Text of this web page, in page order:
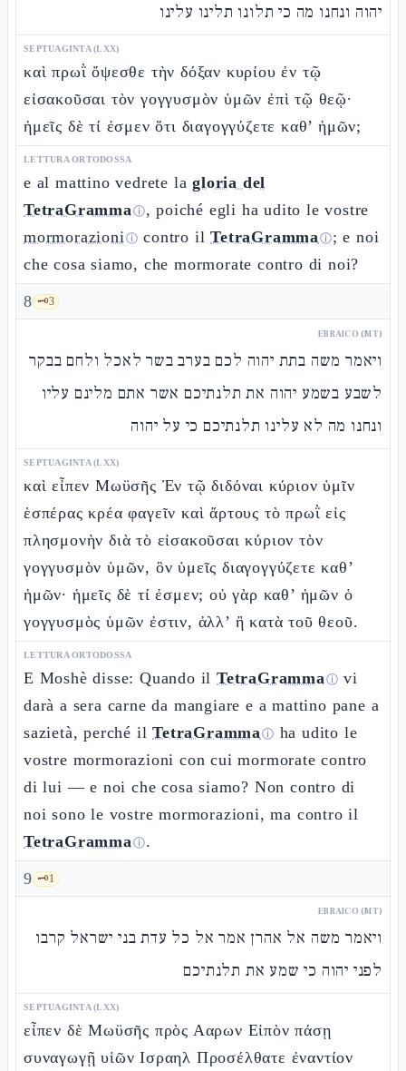
יהוה ונחנו מה כי תלונו תלינו עלינו
SEPTUAGINTA (LXX)
καὶ πρωῒ ὄψεσθε τὴν δόξαν κυρίου ἐν τῷ
εἰσακοῦσαι τὸν γογγυσμὸν ὑμῶν ἐπὶ τῷ θεῷ·
ἡμεῖς δὲ τί ἐσμεν ὅτι διαγογγύζετε καθ’ ἡμῶν;
LETTURA ORTODOSSA
e al mattino vedrete lagloria del
TetraGrammaⓘ, poiché egli ha udito le vostre
mormorazioniⓘ contro ilTetraGrammaⓘ; e noi
che cosa siamo, che mormorate contro di noi?
8 🗝️3
EBRAICO (MT)
ויאמר משה בתת יהוה לכם בערב בשר לאכל ולחם בבקר
לשבע בשמע יהוה את תלנתיכם אשר אתם מלינם עליו
ונחנו מה לא עלינו תלנתיכם כי על יהוה
SEPTUAGINTA (LXX)
καὶ εἶπεν Μωϋσῆς Ἐν τῷ διδόναι κύριον ὑμῖν
ἑσπέρας κρέα φαγεῖν καὶ ἄρτους τὸ πρωῒ εἰς
πλησμονὴν διὰ τὸ εἰσακοῦσαι κύριον τὸν
γογγυσμὸν ὑμῶν, ὃν ὑμεῖς διαγογγύζετε καθ’
ἡμῶν· ἡμεῖς δὲ τί ἐσμεν; οὐ γὰρ καθ’ ἡμῶν ὁ
γογγυσμὸς ὑμῶν ἐστιν, ἀλλ’ ἢ κατὰ τοῦ θεοῦ.
LETTURA ORTODOSSA
E Moshè disse: Quando il TetraGrammaⓘ vi
darà a sera carne da mangiare e a mattino pane a
sazietà, perché ilTetraGrammaⓘ ha udito le
vostre mormorazioni con cui mormorate contro
di lui — e noi che cosa siamo? Non contro di
noi sono le vostre mormorazioni, ma contro il
TetraGrammaⓘ.
9 🗝️1
EBRAICO (MT)
ויאמר משה אל אהרן אמר אל כל עדת בני ישראל קרבו
לפני יהוה כי שמע את תלנתיכם
SEPTUAGINTA (LXX)
εἶπεν δὲ Μωϋσῆς πρὸς Ααρων Εἰπὸν πάσῃ
συναγωγῇ υἱῶν Ισραηλ Προσέλθατε ἐναντίον